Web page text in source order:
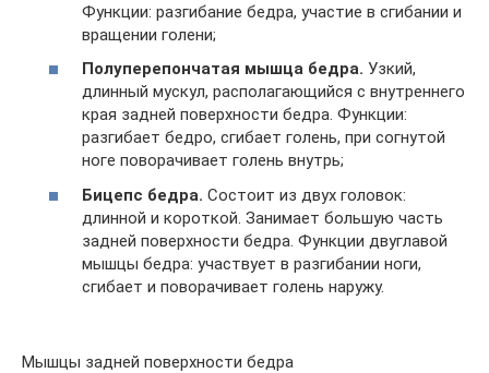
Функции: разгибание бедра, участие в сгибании и
вращении голени;
Полуперепончатая мышца бедра. Узкий,
длинный мускул, располагающийся с внутреннего
края задней поверхности бедра. Функции:
разгибает бедро, сгибает голень, при согнутой
ноге поворачивает голень внутрь;
Бицепс бедра. Состоит из двух головок:
длинной и короткой. Занимает большую часть
задней поверхности бедра. Функции двуглавой
мышцы бедра: участвует в разгибании ноги,
сгибает и поворачивает голень наружу.
Мышцы задней поверхности бедра